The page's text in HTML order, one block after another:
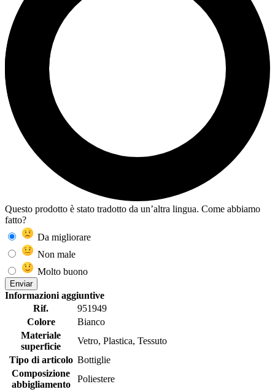
Questo prodotto è stato tradotto da un’altra lingua. Come abbiamo
fatto?
Da migliorare
Non male
Molto buono
Enviar
Informazioni aggiuntive
Rif.
951949
Colore
Bianco
Materiale
superficie
Vetro, Plastica, Tessuto
Tipo di articolo Bottiglie
Composizione
abbigliamento
Poliestere